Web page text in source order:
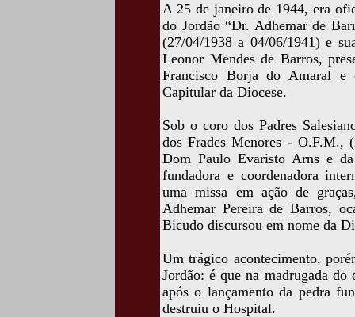
A 25 de janeiro de 1944, era
do Jordão “Dr. Adhemar de
(27/04/1938 a 04/06/1941) e
Leonor Mendes de Barros,
Francisco Borja do Amaral e
Capitular da Diocese.
Sob o coro dos Padres
dos Frades Menores - O.F.M.,
Dom Paulo Evaristo Arns e
fundadora e coordenadora
uma missa em ação de
Adhemar Pereira de Barros,
Bicudo discursou em nome da
Um trágico acontecimento,
Jordão: é que na madrugada
após o lançamento da pedra
destruiu o Hospital.